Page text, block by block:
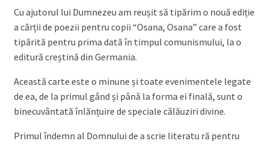
Cu ajutorul lui Dumnezeu am reușit să tipărim o nouă ediție
a cărții de poezii pentru copii “Osana, Osana” care a fost
tipărită pentru prima dată în timpul comunismului, la o
editură creștină din Germania.
Această carte este o minune și toate evenimentele legate
de ea, de la primul gând și până la forma ei finală, sunt o
binecuvântată înlănțuire de speciale călăuziri divine.
Primul îndemn al Domnului de a scrie literatu ră pentru